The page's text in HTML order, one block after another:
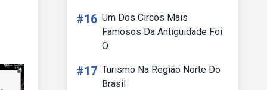
#16 Um Dos Circos Mais
Famosos Da Antiguidade Foi
O
#17 Turismo Na Região Norte Do
Brasil